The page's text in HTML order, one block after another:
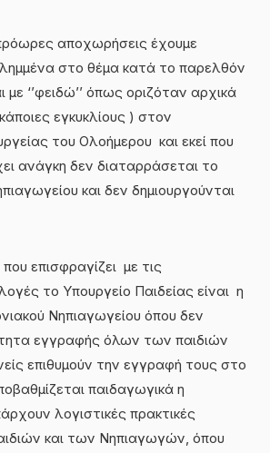
αποχωρήσεις έχουμε
στο θέμα κατά το παρελθόν
με ‘’φειδώ’’ όπως οριζόταν αρχικά
εγκυκλίους ) στον
του Ολοήμερου και εκεί που
ανάγκη δεν διαταρράσεται το
και δεν δημιουργούνται
επισφραγίζει με τις
το Υπουργείο Παιδείας είναι η
Νηπιαγωγείου όπου δεν
εγγραφής όλων των παιδιών
επιθυμούν την εγγραφή τους στο
παιδαγωγικά η
λογιστικές πρακτικές
και των Νηπιαγωγών, όπου